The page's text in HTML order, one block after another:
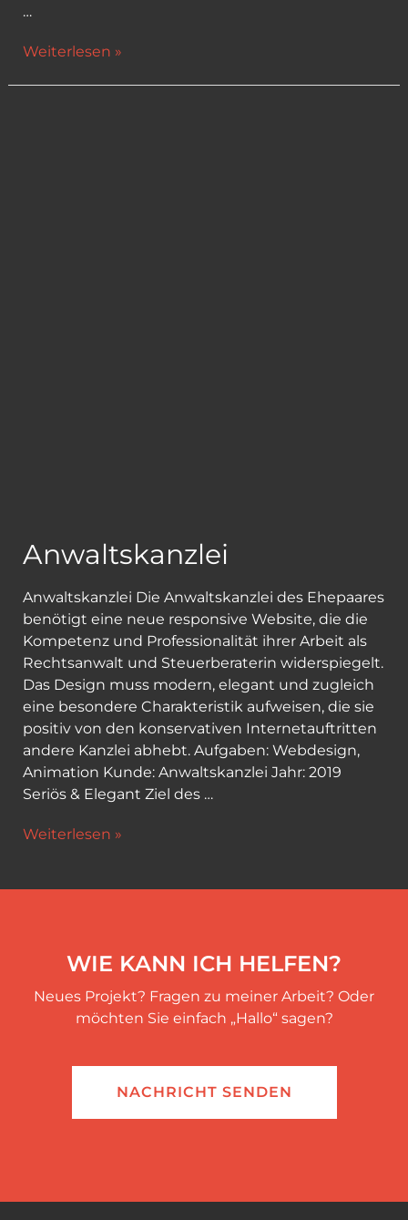
…
Sommerfest
Weiterlesen »
Anwaltskanzlei
Anwaltskanzlei Die Anwaltskanzlei des Ehepaares
benötigt eine neue responsive Website, die die
Kompetenz und Professionalität ihrer Arbeit als
Rechtsanwalt und Steuerberaterin widerspiegelt.
Das Design muss modern, elegant und zugleich
eine besondere Charakteristik aufweisen, die sie
positiv von den konservativen Internetauftritten
andere Kanzlei abhebt. Aufgaben: Webdesign,
Animation Kunde: Anwaltskanzlei Jahr: 2019
Seriös & Elegant Ziel des …
Anwaltskanzlei
Weiterlesen »
WIE KANN ICH HELFEN?
Neues Projekt? Fragen zu meiner Arbeit? Oder
möchten Sie einfach „Hallo“ sagen?
NACHRICHT SENDEN